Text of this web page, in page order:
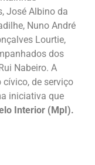
José Albino da
Nuno André
Lourtie,
dos
Nabeiro. A
cívico, de serviço
iniciativa que
Interior (MpI).